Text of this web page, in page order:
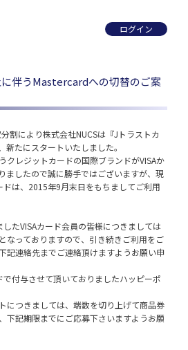
ログイン
伴うMastercardへの切替のご案
割により株式会社NUCSは『Jトラストカ
新たにスタートいたしました。
クレジットカードの国際ブランドがVISAか
ましたので誠に勝手ではございますが、現
ドは、2015年9月末日をもちましてご利用
たVISAカード会員の皆様につきましては
なっておりますので、引き続きご利用をご
記連絡先までご連絡頂けますようお願い申
で付与させて頂いておりましたハッピーポ
につきましては、端数を切り上げて商品券
下記期限までにご応募下さいますようお願